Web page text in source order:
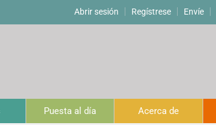
Abrir sesión Regístrese Envíe
Puesta al día Acerca de